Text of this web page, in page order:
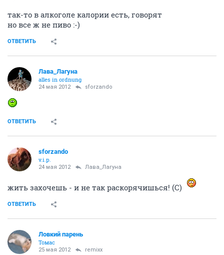
так-то в алкоголе калории есть, говорят
но все ж не пиво :-)
ОТВЕТИТЬ
Лава_Лагуна
alles in ordnung
24 мая 2012 sforzando
ОТВЕТИТЬ
sforzando
v.i.p.
24 мая 2012 Лава_Лагуна
жить захочешь - и не так раскорячишься! (С)
ОТВЕТИТЬ
Ловкий парень
Томас
25 мая 2012 remixx